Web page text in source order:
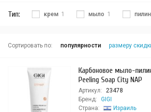
Тип: крем 1 мыло 1
Сортировать по: популярности размеру
Карбоновое мыло-
Peeling Soap City NAP
Артикул:
23478
Бренд:
GIGI
Страна:
Израиль